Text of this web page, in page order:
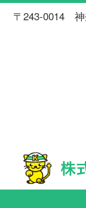
〒243-0014 神